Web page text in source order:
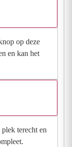
op deze
en kan het
terecht en